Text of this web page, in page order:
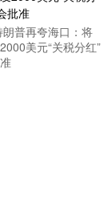
普再夸海口：将
美元“关税分红”